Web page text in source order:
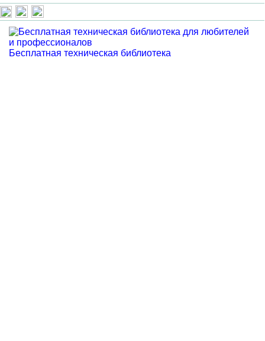
Бесплатная техническая библиотека